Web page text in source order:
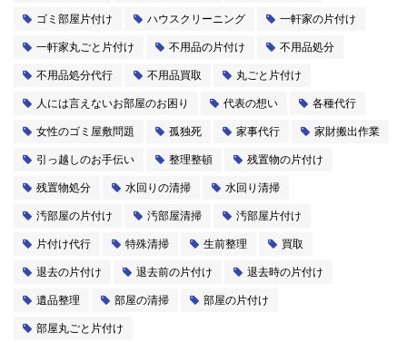
ゴミ部屋片付け
ハウスクリーニング
一軒家の片付け
一軒家丸ごと片付け
不用品の片付け
不用品処分
不用品処分代行
不用品買取
丸ごと片付け
人には言えないお部屋のお困り
代表の想い
各種代行
女性のゴミ屋敷問題
孤独死 家事代行
家財搬出作業
引っ越しのお手伝い
整理整頓
残置物の片付け
残置物処分
水回りの清掃
水回り清掃
汚部屋の片付け
汚部屋清掃
汚部屋片付け
片付け代行
特殊清掃 生前整理
買取
退去の片付け
退去前の片付け
退去時の片付け
遺品整理
部屋の清掃
部屋の片付け
部屋丸ごと片付け